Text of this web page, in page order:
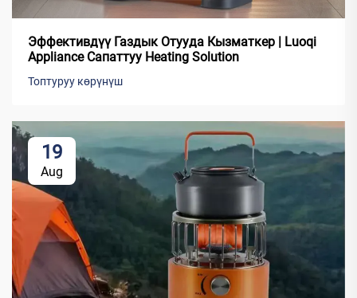
Эффективдүү Газдык Отууда Кызматкер | Luoqi
Appliance Сапаттуу Heating Solution
Топтуруу көрүнүш
19
Aug